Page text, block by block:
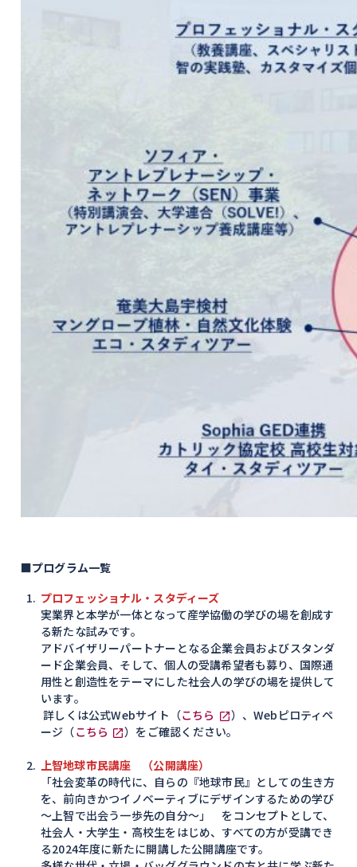
■プログラム一覧
プロフェッショナル・スタディーズ
実業界と本学が一体となって産学協働の学びの場を創成す
る新たな試みです。
アドバイザリーパートナーとなる企業会員およびスタンダ
ード企業会員、そして、個人の受講希望者も募り、国際通
用性と創造性をテーマにした社会人の学びの場を提供して
います。
詳しくは公式Webサイト（こちら
）、Webピロティペ
ージ（こちら ）をご確認ください。
上智地球市民講座
（公開講座）
「社会変革の時代に、自らの『地球市民』としての生き方
を、前向きかつイノベーティブにデザインするための学び
～上智で出会う一歩先の自分～」 をコンセプトとして、
社会人・大学生・高校生をはじめ、すべての方が受講でき
る2024年度に新たに開講した公開講座です。